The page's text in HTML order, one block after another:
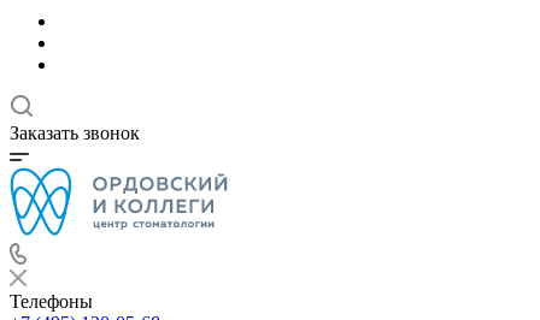
Заказать звонок
Телефоны